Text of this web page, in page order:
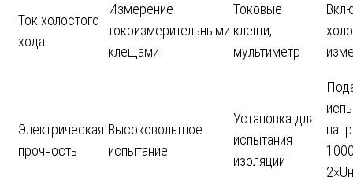
Ток холостого
хода
Измерение
токоизмерительными
клещами
Токовые
клещи,
мультиметр
Электрическая
прочность
Высоковольтное
испытание
Установка для
испытания
изоляции